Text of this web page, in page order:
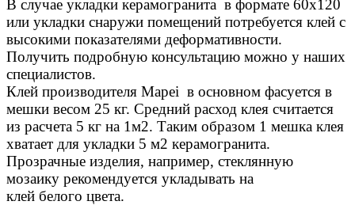
В случае укладки керамогранита в формате 60х120
или укладки снаружи помещений потребуется клей с
высокими показателями деформативности.
Получить подробную консультацию можно у наших
специалистов.
Клей производителя Mapei в основном фасуется в
мешки весом 25 кг. Средний расход клея считается
из расчета 5 кг на 1м2. Таким образом 1 мешка клея
хватает для укладки 5 м2 керамогранита.
Прозрачные изделия, например, стеклянную
мозаику рекомендуется укладывать на
клей белого цвета.